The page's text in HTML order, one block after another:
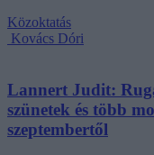
Közoktatás
Kovács Dóri
Lannert Judit:
szünetek és több
szeptembertől